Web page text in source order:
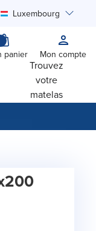
Luxembourg
panier Mon compte
Trouvez
votre
matelas